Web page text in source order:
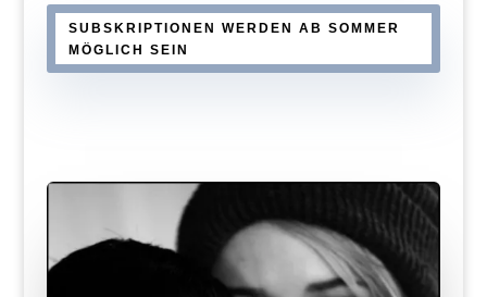
SUBSKRIPTIONEN WERDEN AB SOMMER
MÖGLICH SEIN